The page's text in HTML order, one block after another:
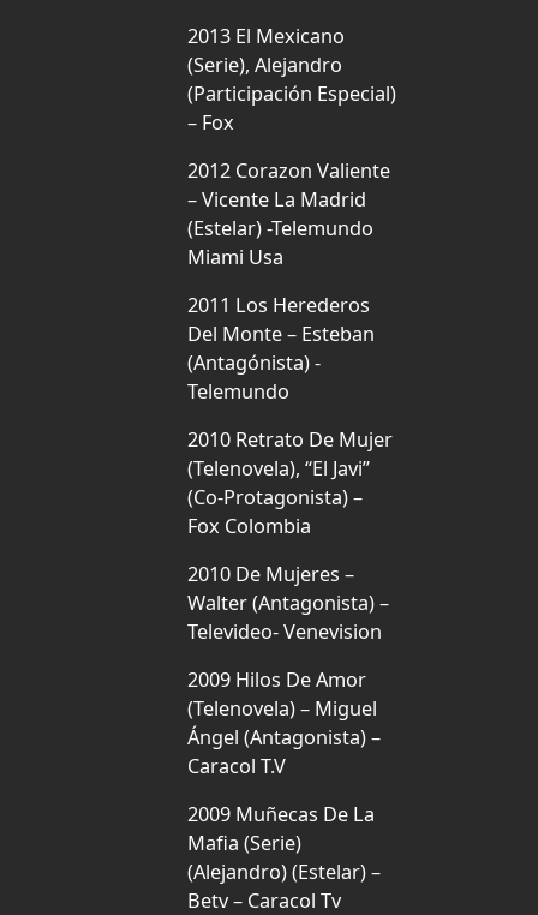
2013 El Mexicano
(Serie), Alejandro
(Participación Especial)
– Fox
2012 Corazon Valiente
– Vicente La Madrid
(Estelar) -Telemundo
Miami Usa
2011 Los Herederos
Del Monte – Esteban
(Antagónista) -
Telemundo
2010 Retrato De Mujer
(Telenovela), “El Javi”
(Co-Protagonista) –
Fox Colombia
2010 De Mujeres –
Walter (Antagonista) –
Televideo- Venevision
2009 Hilos De Amor
(Telenovela) – Miguel
Ángel (Antagonista) –
Caracol T.V
2009 Muñecas De La
Mafia (Serie)
(Alejandro) (Estelar) –
Betv – Caracol Tv